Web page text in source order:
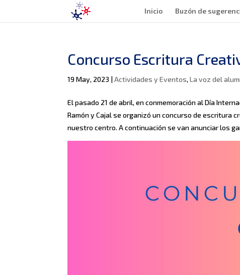
Inicio Buzón de
Concurso Escritura
19 May, 2023 |Actividades y Eventos,La voz del
El pasado 21 de abril, en conmemoración al Día
Ramón y Cajal se organizó un concurso de escritura
nuestro centro. A continuación se van anunciar los